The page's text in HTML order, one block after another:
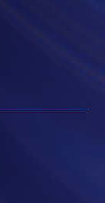
靈戶口及設